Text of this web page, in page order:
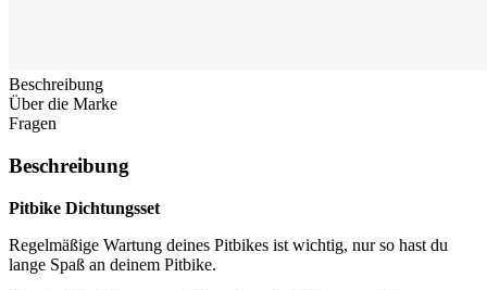
Beschreibung
Über die Marke
Fragen
Beschreibung
Pitbike Dichtungsset
Regelmäßige Wartung deines Pitbikes ist wichtig, nur so hast du
lange Spaß an deinem Pitbike.